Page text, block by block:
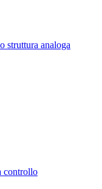
struttura analoga
controllo